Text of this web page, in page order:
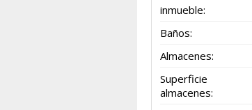
inmueble:
Baños:
Almacenes:
Superficie
almacenes: